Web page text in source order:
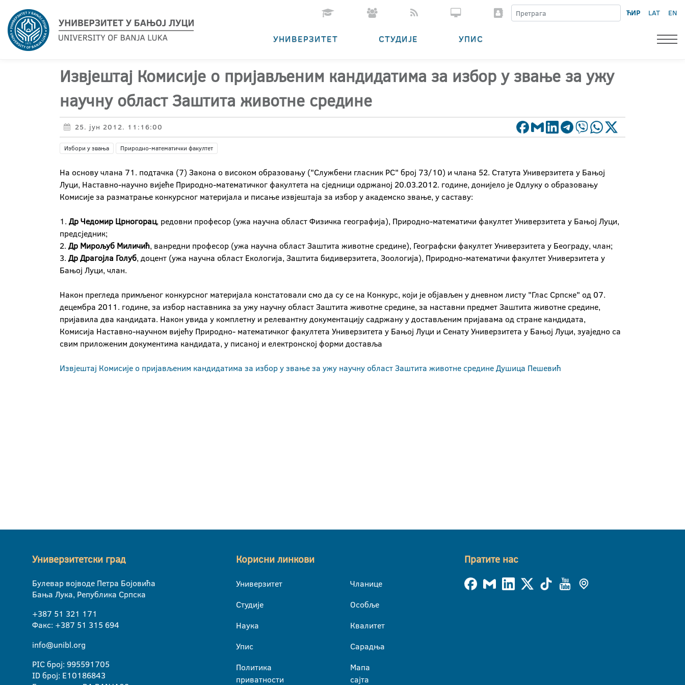
ЋИР LAT EN
УНИВЕРЗИТЕТ СТУДИЈЕ УПИС
Извјештај Комисије о пријављеним кандидатима за избор у звање за ужу
научну област Заштита животне средине
25. јун 2012. 11:16:00
Избори у звања Природно-математички факултет
На основу члана 71. подтачка (7) Закона о високом образовању ("Службени гласник РС" број 73/10) и члана 52. Статута Универзитета у Бањој
Луци, Наставно-научно вијеће Природно-математичког факултета на сједници одржаној 20.03.2012. године, донијело је Одлуку о образовању
Комисије за разматрање конкурсног материјала и писање извјештаја за избор у академско звање, у саставу:
1. Др Чедомир Црногорац, редовни професор (ужа научна област Физичка географија), Природно-математичи факултет Универзитета у Бањој Луци,
предсједник;
2. Др Мирољуб Миличић, ванредни професор (ужа научна област Заштита животне средине), Географски факултет Универзитета у Београду, члан;
3. Др Драгојла Голуб, доцент (ужа научна област Екологија, Заштита бидиверзитета, Зоологија), Природно-математичи факултет Универзитета у
Бањој Луци, члан.
Након прегледа примљеног конкурсног материјала констатовали смо да су се на Конкурс, који је објављен у дневном листу "Глас Српске" од 07.
децембра 2011. године, за избор наставника за ужу научну област Заштита животне средине, за наставни предмет Заштита животне средине,
пријавила два кандидата. Након увида у комплетну и релевантну документацију садржану у достављеним пријавама од стране кандидата,
Комисија Наставно-научном вијећу Природно- математичког факултета Универзитета у Бањој Луци и Сенату Универзитета у Бањој Луци, зуаједно са
свим приложеним документима кандидата, у писаној и електронској форми доставља
Извјештај Комисије о пријављеним кандидатима за избор у звање за ужу научну област Заштита животне средине Душица Пешевић
Универзитетски град
Булевар војводе Петра Бојовића
Бања Лука, Република Српска
+387 51 321 171
Факс: +387 51 315 694
info@unibl.org
PIC број: 995591705
ID број: E10186843
Корисни линкови
Универзитет
Студије
Наука
Упис
Политика
приватности
Чланице
Особље
Квалитет
Сарадња
Мапа
сајта
Пратите нас